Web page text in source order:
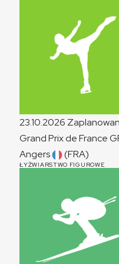
23.10.2026
Grand Prix de France
Angers
(FRA)
ŁYŻWIARSTWO FIGUROWE